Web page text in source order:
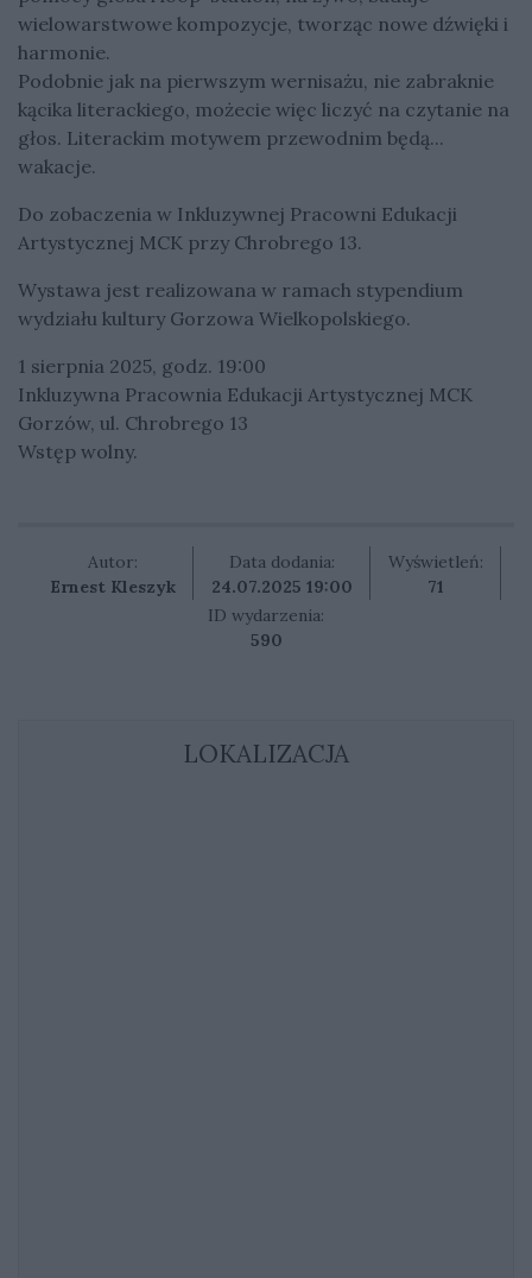
wielowarstwowe kompozycje, tworząc nowe dźwięki i
harmonie.
Podobnie jak na pierwszym wernisażu, nie zabraknie
kącika literackiego, możecie więc liczyć na czytanie na
głos. Literackim motywem przewodnim będą...
wakacje.
Do zobaczenia w Inkluzywnej Pracowni Edukacji
Artystycznej MCK przy Chrobrego 13.
Wystawa jest realizowana w ramach stypendium
wydziału kultury Gorzowa Wielkopolskiego.
1 sierpnia 2025, godz. 19:00
Inkluzywna Pracownia Edukacji Artystycznej MCK
Gorzów, ul. Chrobrego 13
Wstęp wolny.
Autor:
Ernest Kleszyk
Data dodania:
24.07.2025 19:00
Wyświetleń:
71
ID wydarzenia:
590
LOKALIZACJA